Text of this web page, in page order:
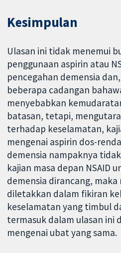
Kesimpulan
Ulasan ini tidak menemui
penggunaan aspirin atau
pencegahan demensia
beberapa cadangan
menyebabkan
batasan, tetapi,
terhadap keselamatan,
mengenai aspirin dos-
demensia nampaknya
kajian masa depan NSAID
demensia dirancang, maka
diletakkan dalam fikiran
keselamatan yang timbul
termasuk dalam ulasan ini
mengenai ubat yang sama.